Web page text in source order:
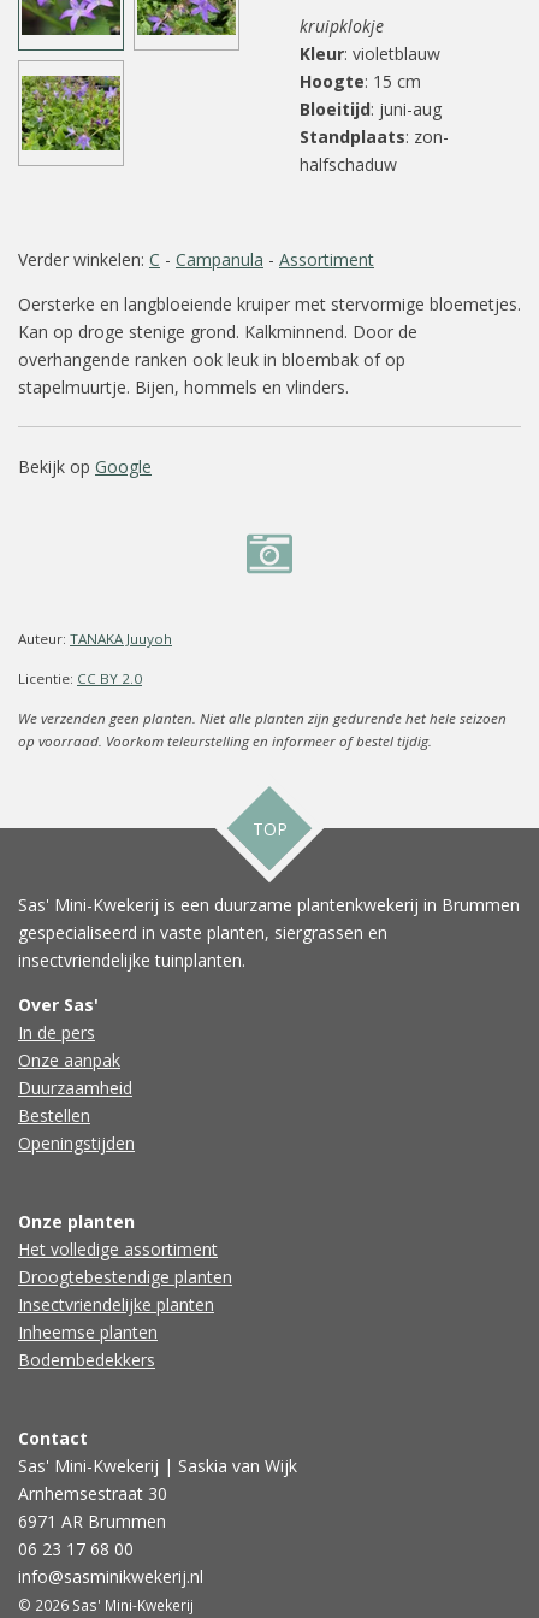
kruipklokje
Kleur: violetblauw
Hoogte: 15 cm
Bloeitijd: juni-aug
Standplaats: zon-
halfschaduw
Verder winkelen: C - Campanula - Assortiment
Oersterke en langbloeiende kruiper met stervormige bloemetjes.
Kan op droge stenige grond. Kalkminnend. Door de
overhangende ranken ook leuk in bloembak of op
stapelmuurtje. Bijen, hommels en vlinders.
Bekijk op Google
Auteur: TANAKA Juuyoh
Licentie: CC BY 2.0
We verzenden geen planten. Niet alle planten zijn gedurende het hele seizoen
op voorraad. Voorkom teleurstelling en informeer of bestel tijdig.
TOP
Sas' Mini-Kwekerij is een duurzame plantenkwekerij in Brummen
gespecialiseerd in vaste planten, siergrassen en
insectvriendelijke tuinplanten.
Over Sas'
In de pers
Onze aanpak
Duurzaamheid
Bestellen
Openingstijden
Onze planten
Het volledige assortiment
Droogtebestendige planten
Insectvriendelijke planten
Inheemse planten
Bodembedekkers
Contact
Sas' Mini-Kwekerij | Saskia van Wijk
Arnhemsestraat 30
6971 AR Brummen
06 23 17 68 00
info@sasminikwekerij.nl
© 2026 Sas' Mini-Kwekerij